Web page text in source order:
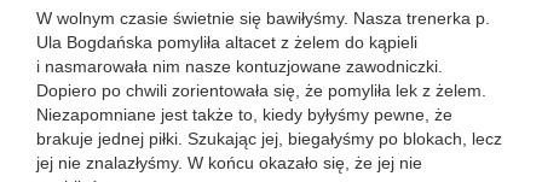
W wolnym czasie świetnie się bawiłyśmy. Nasza trenerka p.
Ula Bogdańska pomyliła altacet z żelem do kąpieli
i nasmarowała nim nasze kontuzjowane zawodniczki.
Dopiero po chwili zorientowała się, że pomyliła lek z żelem.
Niezapomniane jest także to, kiedy byłyśmy pewne, że
brakuje jednej piłki. Szukając jej, biegałyśmy po blokach, lecz
jej nie znalazłyśmy. W końcu okazało się, że jej nie